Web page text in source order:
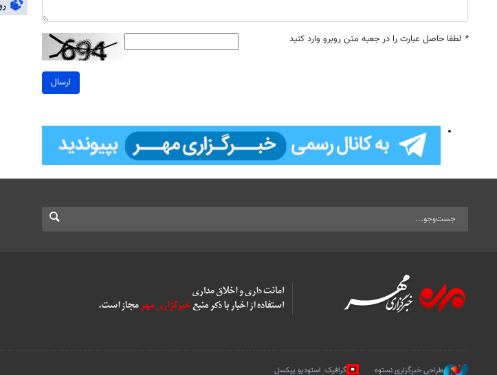
* لطفا حاصل عبارت را در جعبه متن روبرو وارد کنید
ارسال
طراحی خبرگزاری نستوه گرافیک: استودیو پیکسل